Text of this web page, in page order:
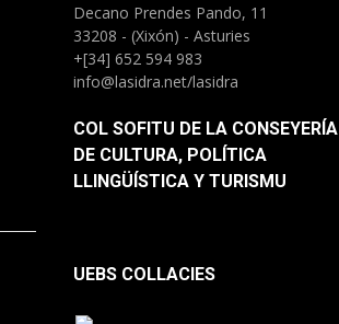
Decano Prendes Pando, 11
33208 - (Xixón) - Asturies
+[34] 652 594 983
info@lasidra.net/lasidra
COL SOFITU DE LA CONSEYERÍA
DE CULTURA, POLÍTICA
LLINGÜÍSTICA Y TURISMU
UEBS COLLACIES